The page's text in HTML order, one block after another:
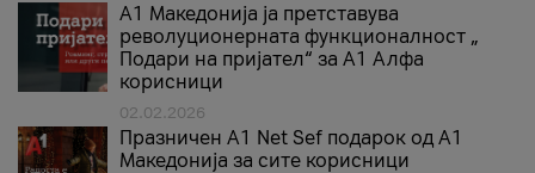
А1 Македонија ја претставува
револуционерната функционалност „
Подари на пријател“ за А1 Алфа
корисници
02.02.2026
Празничен A1 Net Sеf подарок од А1
Македонија за сите корисници